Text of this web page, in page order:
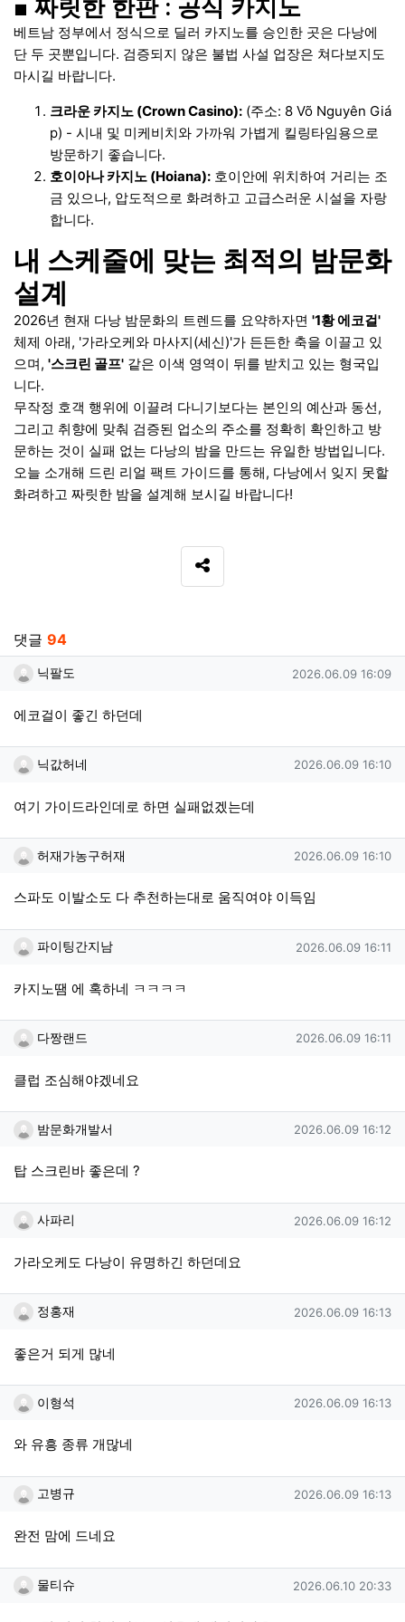
■ 짜릿한 한판 : 공식 카지노
베트남 정부에서 정식으로 딜러 카지노를 승인한 곳은 다낭에
단 두 곳뿐입니다. 검증되지 않은 불법 사설 업장은 쳐다보지도
마시길 바랍니다.
크라운 카지노 (Crown Casino): (주소: 8 Võ Nguyên Giá
p) - 시내 및 미케비치와 가까워 가볍게 킬링타임용으로
방문하기 좋습니다.
호이아나 카지노 (Hoiana): 호이안에 위치하여 거리는 조
금 있으나, 압도적으로 화려하고 고급스러운 시설을 자랑
합니다.
내 스케줄에 맞는 최적의 밤문화
설계
2026년 현재 다낭 밤문화의 트렌드를 요약하자면 '1황 에코걸'
체제 아래, '가라오케와 마사지(세신)'가 든든한 축을 이끌고 있
으며, '스크린 골프' 같은 이색 영역이 뒤를 받치고 있는 형국입
니다.
무작정 호객 행위에 이끌려 다니기보다는 본인의 예산과 동선,
그리고 취향에 맞춰 검증된 업소의 주소를 정확히 확인하고 방
문하는 것이 실패 없는 다낭의 밤을 만드는 유일한 방법입니다.
오늘 소개해 드린 리얼 팩트 가이드를 통해, 다낭에서 잊지 못할
화려하고 짜릿한 밤을 설계해 보시길 바랍니다!
SNS 공유
댓글 94
닉팔도님의 댓글
닉팔도 작성일
2026.06.09 16:09
에코걸이 좋긴 하던데
닉값허네님의 댓글
닉값허네 작성일
2026.06.09 16:10
여기 가이드라인데로 하면 실패없겠는데
허재가농구허재님의 댓글
허재가농구허재 작성일
2026.06.09 16:10
스파도 이발소도 다 추천하는대로 움직여야 이득임
파이팅간지남님의 댓글
파이팅간지남 작성일
2026.06.09 16:11
카지노땜 에 혹하네 ㅋㅋㅋㅋ
다짱랜드님의 댓글
다짱랜드 작성일
2026.06.09 16:11
클럽 조심해야겠네요
밤문화개발서님의 댓글
밤문화개발서 작성일
2026.06.09 16:12
탑 스크린바 좋은데 ?
사파리님의 댓글
사파리 작성일
2026.06.09 16:12
가라오케도 다낭이 유명하긴 하던데요
정홍재님의 댓글
정홍재 작성일
2026.06.09 16:13
좋은거 되게 많네
이형석님의 댓글
이형석 작성일
2026.06.09 16:13
와 유흥 종류 개많네
고병규님의 댓글
고병규 작성일
2026.06.09 16:13
완전 맘에 드네요
물티슈님의 댓글
물티슈 작성일
2026.06.10 20:33